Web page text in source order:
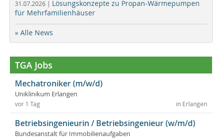
31.07.2026 | Lösungskonzepte zu Propan-Wärmepumpen
für Mehrfamilienhäuser
» Alle News
TGA Jobs
Mechatroniker (m/w/d)
Uniklinikum Erlangen
in Erlangen
vor 1 Tag
Betriebsingenieurin / Betriebsingenieur (w/m/d)
Bundesanstalt für Immobilienaufgaben